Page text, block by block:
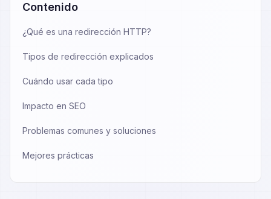
Contenido
¿Qué es una redirección HTTP?
Tipos de redirección explicados
Cuándo usar cada tipo
Impacto en SEO
Problemas comunes y soluciones
Mejores prácticas